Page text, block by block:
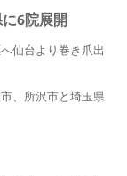
6院展開
仙台より巻き爪出
、所沢市と埼玉県